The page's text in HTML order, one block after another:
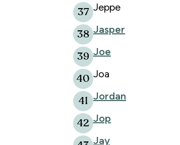
37 Jeppe
38 Jasper
39 Joe
40 Joa
41 Jordan
42 Jop
Jay